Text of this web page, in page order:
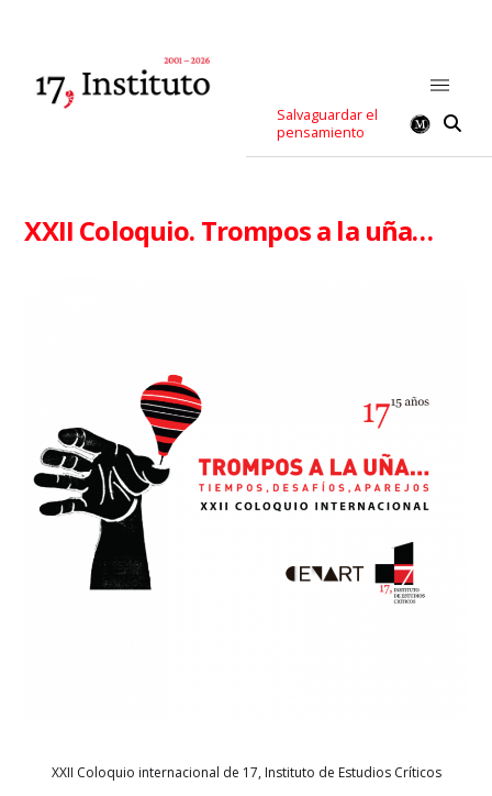
Salvaguardar el
pensamiento
XXII Coloquio. Trompos a la uña…
XXII Coloquio internacional de 17, Instituto de Estudios Críticos